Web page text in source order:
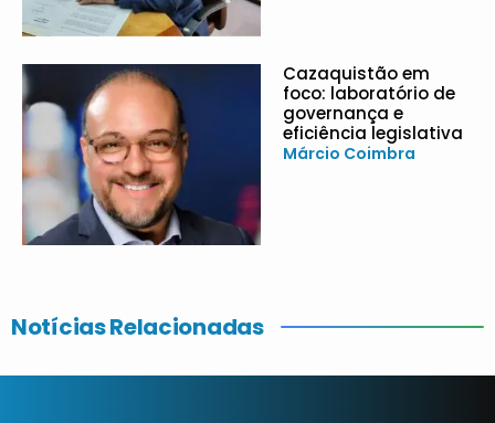
Cazaquistão em
foco: laboratório de
governança e
eficiência legislativa
Márcio Coimbra
Notícias Relacionadas